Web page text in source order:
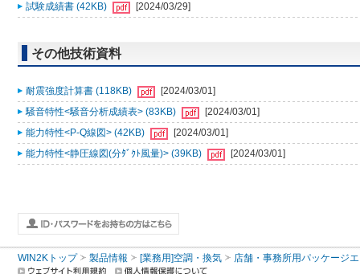
試験成績書 (42KB) [2024/03/29]
その他技術資料
耐震強度計算書 (118KB)
[2024/03/01]
騒音特性<騒音分析成績表> (83KB)
[2024/03/01]
能力特性<P-Q線図> (42KB)
[2024/03/01]
能力特性<静圧線図(分ﾀﾞｸﾄ風量)> (39KB)
[2024/03/01]
WIN2Kトップ 製品情報 [業務用]空調・換気 店舗・事務所用パッケージ